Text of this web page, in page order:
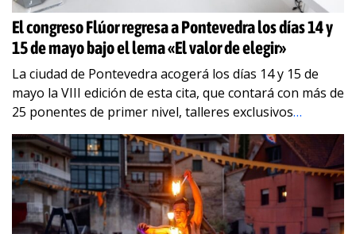
El congreso Flúor regresa a Pontevedra los días 14 y
15 de mayo bajo el lema «El valor de elegir»
La ciudad de Pontevedra acogerá los días 14 y 15 de
mayo la VIII edición de esta cita, que contará con más de
25 ponentes de primer nivel, talleres exclusivos…